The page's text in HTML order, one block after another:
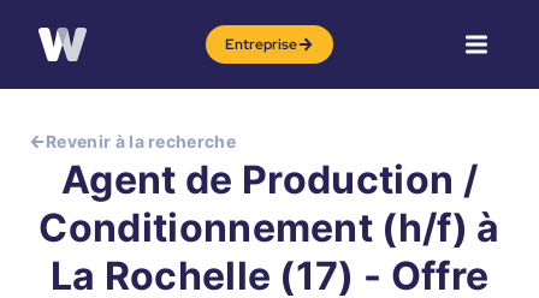
Entreprise
Revenir à la recherche
Agent de Production /
Conditionnement (h/f) à
La Rochelle (17) - Offre